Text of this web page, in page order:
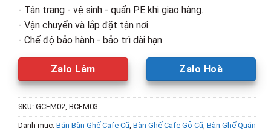
- Tân trang - vệ sinh - quấn PE khi giao hàng.
- Vận chuyển và lắp đặt tận nơi.
- Chế độ bảo hành - bảo trì dài hạn
Zalo Lâm Zalo Hoà
SKU: GCFM02, BCFM03
Danh mục: Bán Bàn Ghế Cafe Cũ, Bàn Ghế Cafe Gỗ Cũ, Bàn Ghế Quán